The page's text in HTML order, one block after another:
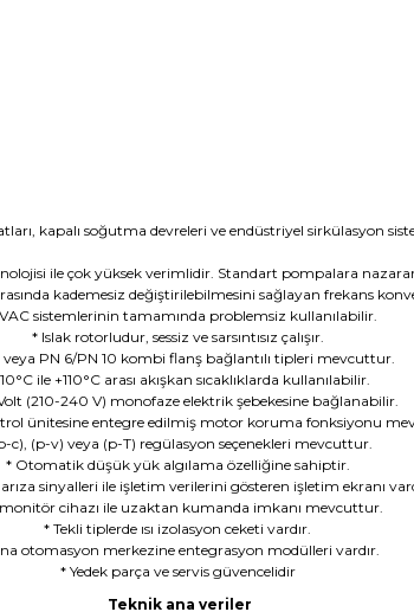
kapalı soğutma devreleri ve endüstriyel sirkülasyon
ile çok yüksek verimlidir. Standart pompalara
kademesiz değiştirilebilmesini sağlayan frekans
sistemlerinin tamamında problemsiz kullanılabilir.
* Islak rotorludur, sessiz ve sarsıntısız çalışır.
veya PN 6/PN 10 kombi flanş bağlantılı tipleri mevcuttur.
ile +110°C arası akışkan sıcaklıklarda kullanılabilir.
(210-240 V) monofaze elektrik şebekesine bağlanabilir.
ünitesine entegre edilmiş motor koruma fonksiyonu
c), (p-v) veya (p-T) regülasyon seçenekleri mevcuttur.
* Otomatik düşük yük algılama özelliğine sahiptir.
sinyalleri ile işletim verilerini gösteren işletim ekranı
cihazı ile uzaktan kumanda imkanı mevcuttur.
* Tekli tiplerde ısı izolasyon ceketi vardır.
otomasyon merkezine entegrasyon modülleri vardır.
* Yedek parça ve servis güvencelidir
Teknik ana veriler